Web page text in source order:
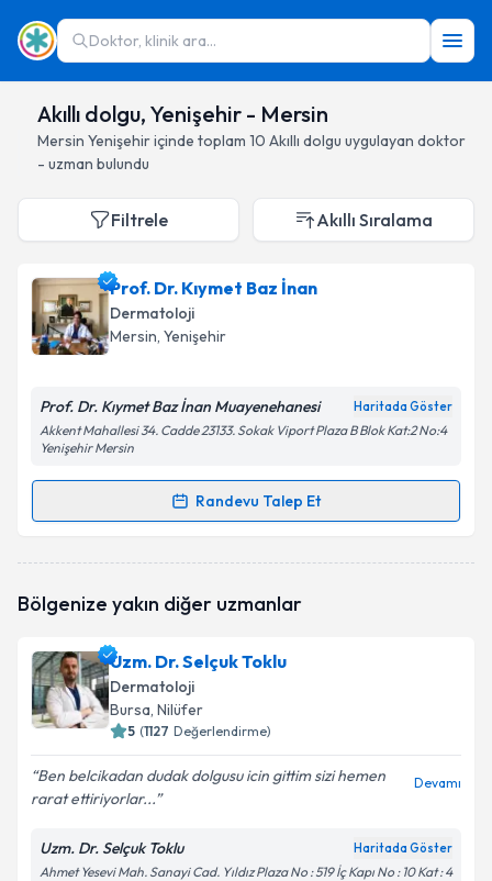
Doktor, klinik ara...
Akıllı dolgu, Yenişehir - Mersin
Mersin Yenişehiriçinde toplam 10 Akıllı dolgu uygulayan doktor
- uzman bulundu
Filtrele Akıllı Sıralama
Prof. Dr. Kıymet Baz İnan
Dermatoloji
Mersin, Yenişehir
Prof. Dr. Kıymet Baz İnan Muayenehanesi Haritada Göster
Akkent Mahallesi 34. Cadde 23133. Sokak Viport Plaza B Blok Kat:2 No:4
Yenişehir Mersin
Randevu Talep Et
Randevu Takvimi Talebi
oluşturun. Size bu uzmandan randevu almanız için bir
E-posta Adresiniz
Kişisel verilerimin işlenmesine ilişkinAydınlatma
Metni'ni okudum ve kişisel verilerimin belirtilen
Bölgenize yakın diğer uzmanlar
Uzm. Dr. Selçuk Toklu
Dermatoloji
Bursa, Nilüfer
5 (1127 Değerlendirme)
Ben belcikadan dudak dolgusu icin gittim sizi hemen
rarat ettiriyorlar...
Devamı
Uzm. Dr. Selçuk Toklu Haritada Göster
Ahmet Yesevi Mah. Sanayi Cad. Yıldız Plaza No : 519 İç Kapı No : 10 Kat : 4